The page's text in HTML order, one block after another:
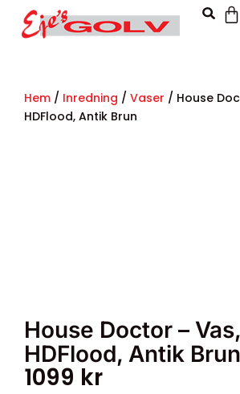
Hem / Inredning / Vaser / House
HDFlood, Antik Brun
House Doctor – Vas,
HDFlood, Antik Brun
1099 kr